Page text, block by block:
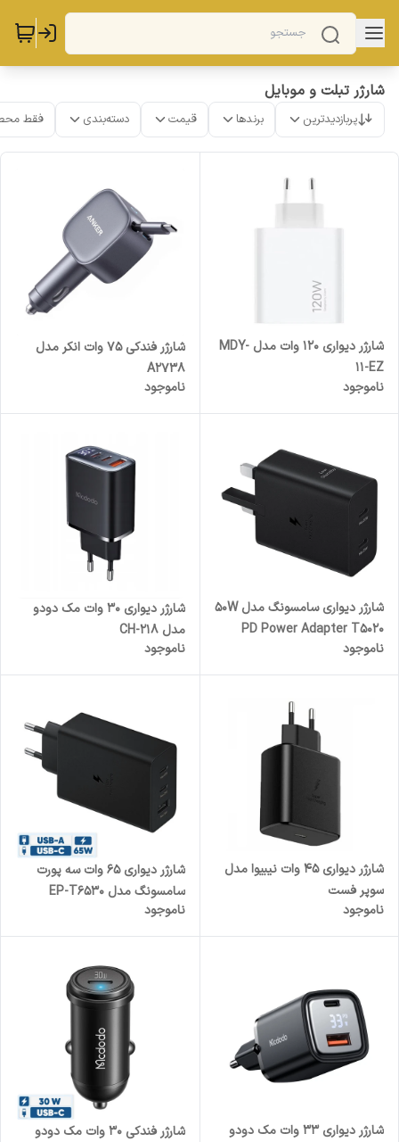
شارژر تبلت و موبایل
پربازدیدترین برندها قیمت دسته‌بندی فقط
شارژر دیواری 120 وات مدل MDY-
11-EZ
ناموجود
شارژر فندکی 75 وات انکر مدل
A2738
ناموجود
شارژر دیواری سامسونگ مدل 50W
PD Power Adapter T5020
ناموجود
شارژر دیواری 30 وات مک دودو
مدل CH-218
ناموجود
شارژر دیواری 45 وات نیبیوا مدل
سوپر فست
ناموجود
شارژر دیواری 65 وات سه پورت
سامسونگ مدل EP-T6530
ناموجود
شارژر دیواری 33 وات مک دودو
شارژر فندکی 30 وات مک دودو